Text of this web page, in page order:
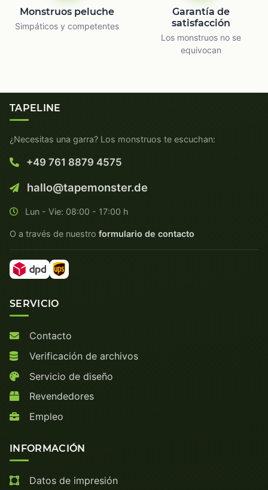
Monstruos peluche
Simpáticos y competentes
Garantía de
satisfacción
Los monstruos no se
equivocan
TAPELINE
¿Necesitas una garra? Los monstruos te escuchan:
+49 761 8879 4575
hallo@tapemonster.de
Lun - Vie: 08:00 - 17:00 h
O a través de nuestro formulario de contacto
SERVICIO
Contacto
Verificación de archivos
Servicio de diseño
Revendedores
Empleo
INFORMACIÓN
Datos de impresión